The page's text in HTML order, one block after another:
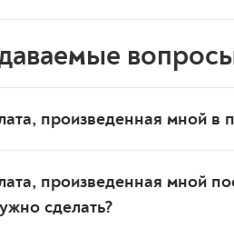
произведенная мной в
произведенная мной
сделать?